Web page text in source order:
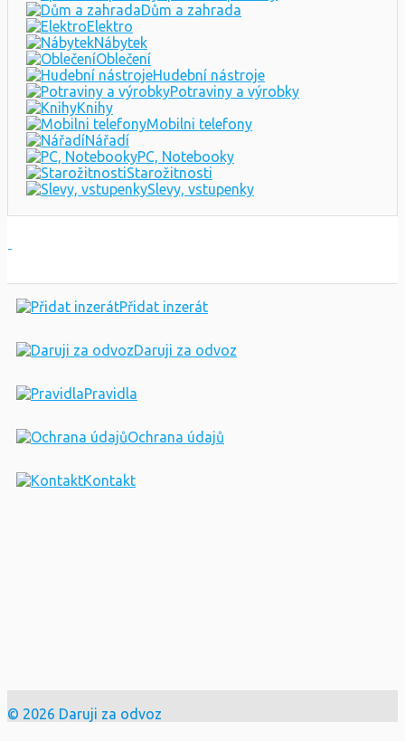
Dům a zahrada
Elektro
Nábytek
Oblečení
Hudební nástroje
Potraviny a výrobky
Knihy
Mobilni telefony
Nářadí
PC, Notebooky
Starožitnosti
Slevy, vstupenky
Přidat inzerát
Daruji za odvoz
Pravidla
Ochrana údajů
Kontakt
© 2026 Daruji za odvoz